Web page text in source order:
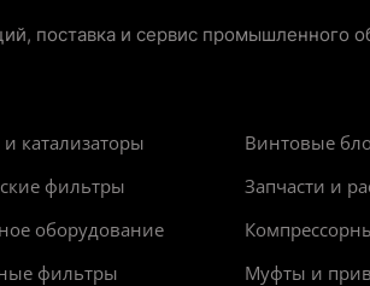
поставка и сервис промышленного
катализаторы
Винтовые
фильтры
Запчасти и
оборудование
фильтры
Муфты и